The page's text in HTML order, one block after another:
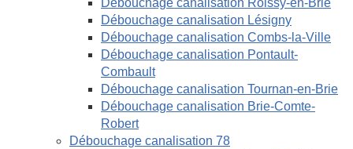
Débouchage canalisation Roissy-en-Brie
Débouchage canalisation Lésigny
Débouchage canalisation Combs-la-Ville
Débouchage canalisation Pontault-
Combault
Débouchage canalisation Tournan-en-Brie
Débouchage canalisation Brie-Comte-
Robert
Débouchage canalisation 78